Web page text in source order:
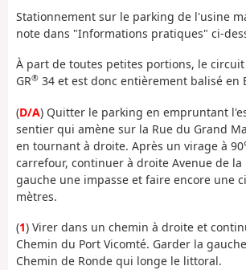
Stationnement sur le parking de l'usine
note dans "Informations pratiques" ci-
À part de toutes petites portions, le
GR® 34 et est donc entièrement balisé en
(D/A) Quitter le parking en empruntant
sentier qui amène sur la Rue du Grand
en tournant à droite. Après un virage à
carrefour, continuer à droite Avenue de la
gauche une impasse et faire encore une
mètres.
(1) Virer dans un chemin à droite et
Chemin du Port Vicomté. Garder la
Chemin de Ronde qui longe le littoral.